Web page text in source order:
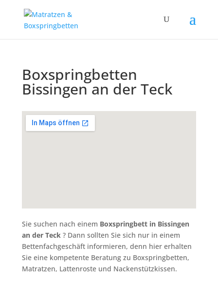
Boxspringbetten
Bissingen an der Teck
Sie suchen nach einem Boxspringbett in Bissingen
an der Teck? Dann sollten Sie sich nur in einem
Bettenfachgeschäft informieren, denn hier erhalten
Sie eine kompetente Beratung zu Boxspringbetten,
Matratzen, Lattenroste und Nackenstützkissen.